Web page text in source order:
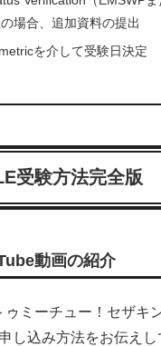
場合、追加資料の提出
を介して受験日決定
受験方法完全版
動画の紹介
ゥミーチュー！セザキ
し込み方法をお伝え